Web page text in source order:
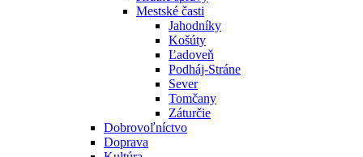
Mestské časti
Jahodníky
Košúty
Ľadoveň
Podháj-Stráne
Sever
Tomčany
Záturčie
Dobrovoľníctvo
Doprava